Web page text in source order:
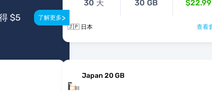
$5 了解更多>
30 天 30 GB $22.99
🇯🇵 日本 查看
Japan 20 GB